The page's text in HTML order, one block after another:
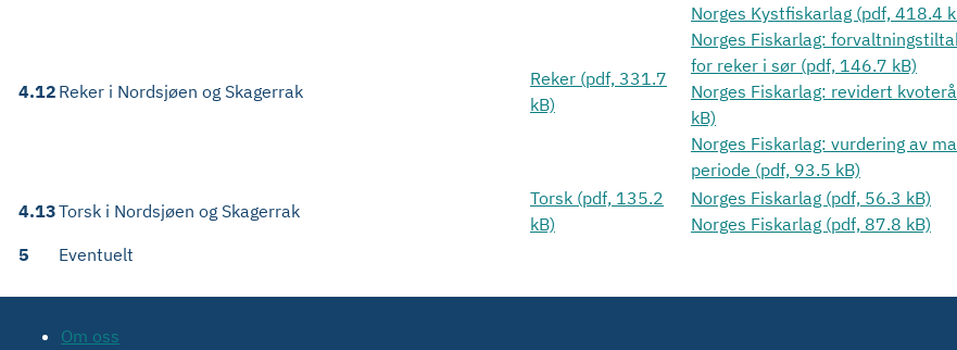
4.12 Reker i Nordsjøen og Skagerrak
Reker (pdf, 331.7
kB)
Norges Kystfiskarlag (pdf, 418.4
Norges Fiskarlag:
for reker i sør (pdf, 146.7 kB)
Norges Fiskarlag: revidert
kB)
Norges Fiskarlag: vurdering av
periode (pdf, 93.5 kB)
4.13Torsk i Nordsjøen og Skagerrak
Torsk (pdf, 135.2
kB)
Norges Fiskarlag (pdf, 56.3 kB)
Norges Fiskarlag (pdf, 87.8 kB)
5
Eventuelt
Om oss